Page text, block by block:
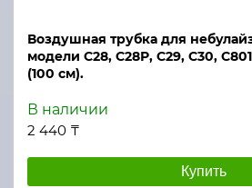
Воздушная трубка для
модели С28, С28Р, С29, С30,
(100 см).
В наличии
2 440 ₸
Купить